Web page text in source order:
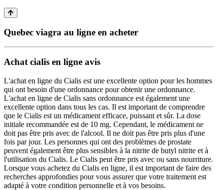
Quebec viagra au ligne en acheter
Achat cialis en ligne avis
L'achat en ligne du Cialis est une excellente option pour les hommes
qui ont besoin d'une ordonnance pour obtenir une ordonnance.
L'achat en ligne de Cialis sans ordonnance est également une
excellente option dans tous les cas. Il est important de comprendre
que le Cialis est un médicament efficace, puissant et sûr. La dose
initiale recommandée est de 10 mg. Cependant, le médicament ne
doit pas être pris avec de l'alcool. Il ne doit pas être pris plus d'une
fois par jour. Les personnes qui ont des problèmes de prostate
peuvent également être plus sensibles à la nitrite de butyl nitrite et à
l'utilisation du Cialis. Le Cialis peut être pris avec ou sans nourriture.
Lorsque vous achetez du Cialis en ligne, il est important de faire des
recherches approfondies pour vous assurer que votre traitement est
adapté à votre condition personnelle et à vos besoins.